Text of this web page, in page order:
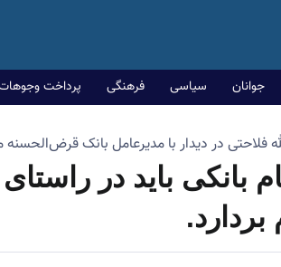
جوانان سیاسی فرهنگی پرداخت
فلاحتی در دیدار با مدیرعامل بانک قرض‌الحسنه
بانکی باید در
بردارد.